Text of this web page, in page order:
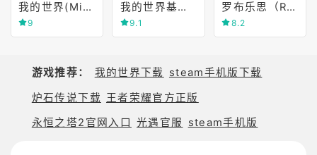
我的世界(Minecraft)
9
我的世界基岩版(Minecraft)
9.1
罗布乐思（Roblox）
8.2
游戏推荐： 我的世界下载 steam手机版下载
炉石传说下载 王者荣耀官方正版
永恒之塔2官网入口
光遇官服 steam手机版